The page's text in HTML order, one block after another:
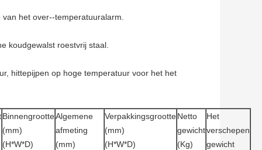
het over--temperatuuralarm.
koudgewalst roestvrij staal.
hittepijpen op hoge temperatuur voor het het
Binnengrootte
(mm)
(H*W*D)
Algemene
afmeting
(mm)
Verpakkingsgrootte
(mm)
(H*W*D)
Netto
gewicht
(Kg)
Het
verschepen
gewicht